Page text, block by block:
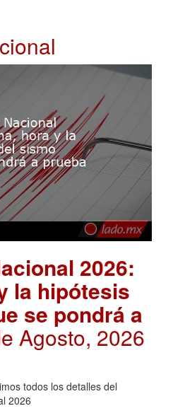
2026:
la hipótesis
se pondrá a
Agosto, 2026
todos los detalles del
2026